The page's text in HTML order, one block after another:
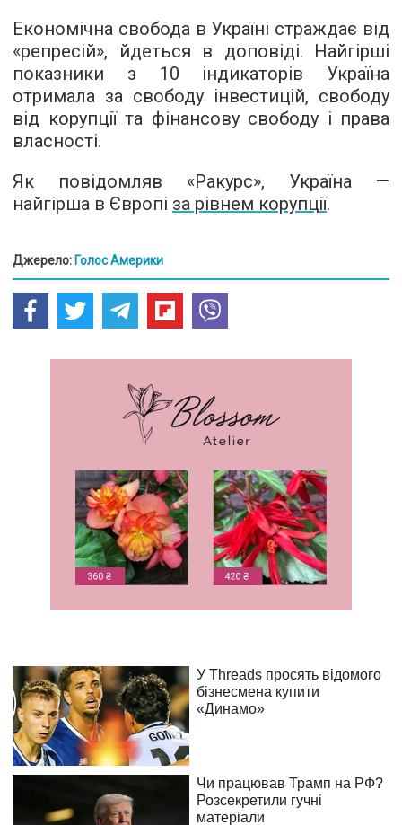
Економічна свобода в Україні страждає від
«репресій», йдеться в доповіді. Найгірші
показники з 10 індикаторів Україна
отримала за свободу інвестицій, свободу
від корупції та фінансову свободу і права
власності.
Як повідомляв «Ракурс», Україна —
найгірша в Європі за рівнем корупції.
Джерело: Голос Америки